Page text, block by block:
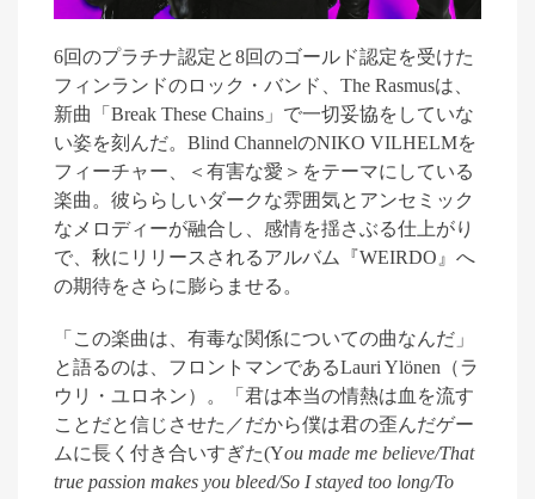
6回のプラチナ認定と8回のゴールド認定を受けた
フィンランドのロック・バンド、 The Rasmusは、
新曲「 Break These Chains 」で一切妥協をしていな
い姿を刻んだ。 Blind ChannelのNIKO VILHELMを
フィーチャー、＜有害な愛＞をテーマにしている
楽曲 。 彼ららしいダークな雰囲気とアンセミック
なメロディーが融合し、感情を揺さぶる仕上がり
で、秋にリリースされるアルバム『WEIRDO 』 へ
の期待をさらに膨らませる。
「 この楽曲は、有毒な関係についての曲なんだ」
と語るのは、フロントマンであるLauri Ylönen （ラ
ウリ・ユロネン）。「君は本当の情熱は血を流す
ことだと信じさせた／だから僕は君の歪んだゲー
ムに長く付き合いすぎた(You made me believe/That
true passion makes you bleed/So I stayed too long/To